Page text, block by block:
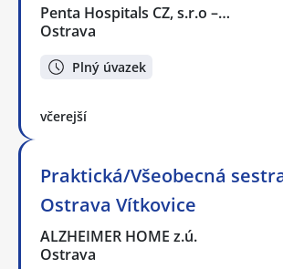
Penta Hospitals CZ, s.r.o –…
Ostrava
Plný úvazek
včerejší
Praktická/Všeobecná
Ostrava Vítkovice
ALZHEIMER HOME z.ú.
Ostrava